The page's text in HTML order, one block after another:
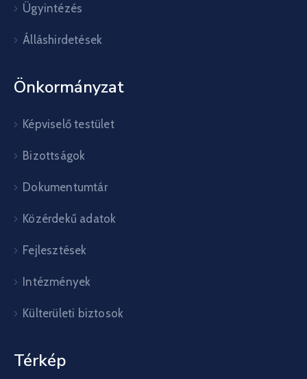
Ügyintézés
Álláshirdetések
Önkormányzat
Képviselő testület
Bizottságok
Dokumentumtár
Közérdekű adatok
Fejlesztések
Intézmények
Külterületi biztosok
Térkép